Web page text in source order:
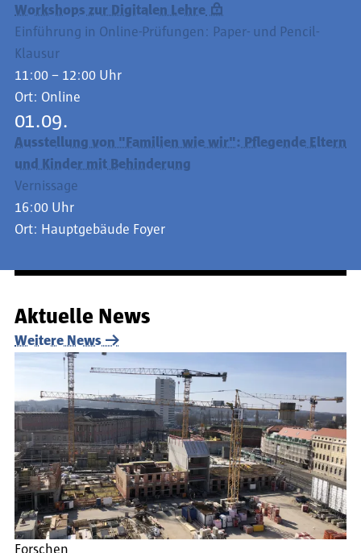
Workshops zur Digitalen Lehre
Einführung in Online-Prüfungen: Paper- und Pencil-
Klausur
11:00 – 12:00 Uhr
Ort: Online
01.09.
Ausstellung von "Familien wie wir": Pflegende Eltern
und Kinder mit Behinderung
Vernissage
16:00 Uhr
Ort: Hauptgebäude Foyer
Aktuelle News
Weitere News
Forschen